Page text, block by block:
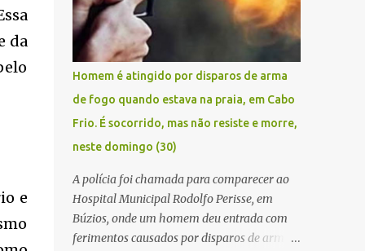
da
e
quanto tentavam fugir da cidade Buziana.
Um dos detidos é policial civil e este foi
baleado na perna na troca de tiros . Na
ocorrência, três armas, pistolas e uma
réplica de fuzil, foram apreendidas. O
homem baleado foi identificado como
Claudio Bastos, conhecido no meio político.
Homem é atingido por disparos de arma
de fogo quando estava na praia, em Cabo
Frio. É socorrido, mas não resiste e morre,
neste domingo (30)
A polícia foi chamada para comparecer ao
Hospital Municipal Rodolfo Perisse, em
Búzios, onde um homem deu entrada com
ferimentos causados por disparos de arma